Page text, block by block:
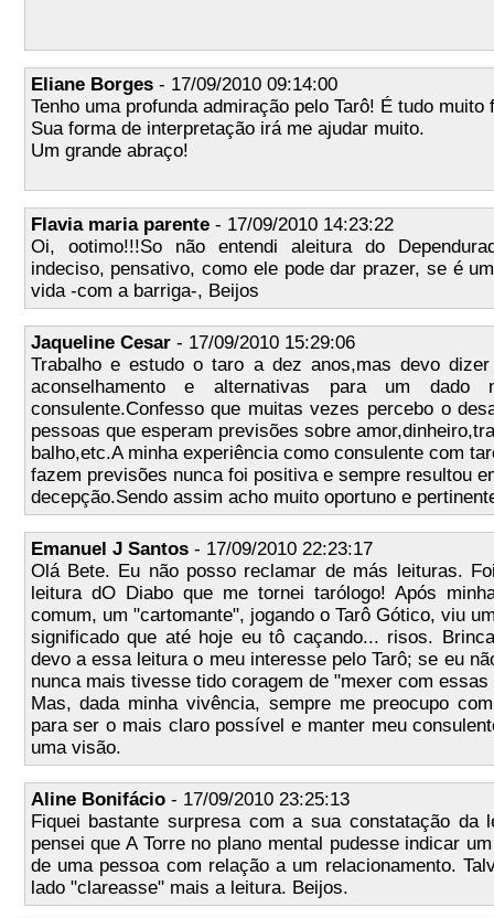
Eliane Borges- 17/09/2010 09:14:00
Tenho uma profunda admiração pelo Tarô! É tudo muito
Sua forma de interpretação irá me ajudar muito.
Um grande abraço!
Flavia maria parente- 17/09/2010 14:23:22
Oi, ootimo!!!So não entendi aleitura do
indeciso, pensativo, como ele pode dar prazer, se é
vida -com a barriga-, Beijos
Jaqueline Cesar- 17/09/2010 15:29:06
Trabalho e estudo o taro a dez anos,mas devo
aconselhamento e alternativas para um dado
consulente.Confesso que muitas vezes percebo o
pessoas que esperam previsões sobre
balho,etc.A minha experiência como consulente com
fazem previsões nunca foi positiva e sempre resultou
decepção.Sendo assim acho muito oportuno e
Emanuel J Santos- 17/09/2010 22:23:17
Olá Bete. Eu não posso reclamar de más leituras.
leitura dO Diabo que me tornei tarólogo! Após
comum, um "cartomante", jogando o Tarô Gótico, viu
significado que até hoje eu tô caçando... risos.
devo a essa leitura o meu interesse pelo Tarô; se eu
nunca mais tivesse tido coragem de "mexer com
Mas, dada minha vivência, sempre me preocupo
para ser o mais claro possível e manter meu
uma visão.
Aline Bonifácio- 17/09/2010 23:25:13
Fiquei bastante surpresa com a sua constatação da
pensei que A Torre no plano mental pudesse indicar
de uma pessoa com relação a um relacionamento.
lado "clareasse" mais a leitura. Beijos.